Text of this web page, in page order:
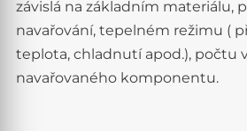
závislá na základním materiálu,
navařování, tepelném režimu (
teplota, chladnutí apod.), počtu
navařovaného komponentu.